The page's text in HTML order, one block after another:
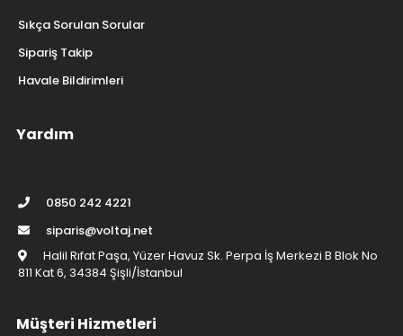
Sıkça Sorulan Sorular
Sipariş Takip
Havale Bildirimleri
Yardım
0850 242 4221
siparis@voltaj.net
Halil Rıfat Paşa, Yüzer Havuz Sk. Perpa İş Merkezi B Blok No
811 Kat 6, 34384 Şişli/İstanbul
Müşteri Hizmetleri